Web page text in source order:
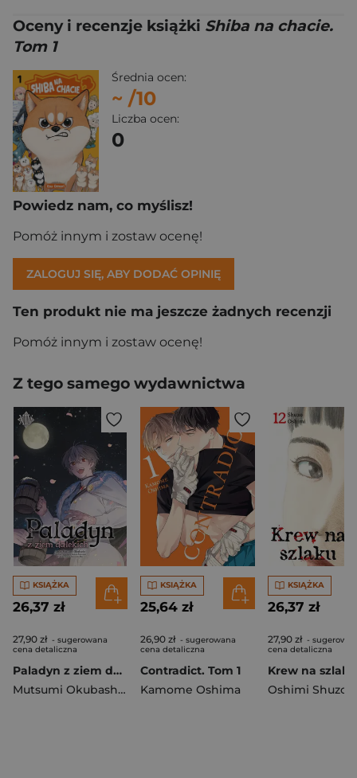
Oceny i recenzje książki Shiba na chacie.
Tom 1
Średnia ocen:
~ /10
Liczba ocen:
0
Powiedz nam, co myślisz!
Pomóż innym i zostaw ocenę!
ZALOGUJ SIĘ, ABY DODAĆ OPINIĘ
Ten produkt nie ma jeszcze żadnych recenzji
Pomóż innym i zostaw ocenę!
Z tego samego wydawnictwa
KSIĄŻKA
26,37 zł
27,90 zł - sugerowana
cena detaliczna
Paladyn z ziem dalekich. Tom 14
Mutsumi Okubashi
, Kususaga Rin
KSIĄŻKA
25,64 zł
26,90 zł - sugerowana
cena detaliczna
Contradict. Tom 1
Kamome Oshima
KSIĄŻKA
26,37 zł
27,90 zł -
cena detaliczna
Oshimi Shuzo